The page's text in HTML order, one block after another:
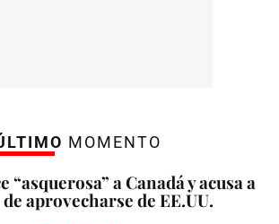
MOMENTO
“asquerosa” a Canadá y acusa a
aprovecharse de EE.UU.